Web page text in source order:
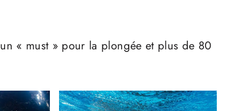
« must » pour la plongée et plus de 80